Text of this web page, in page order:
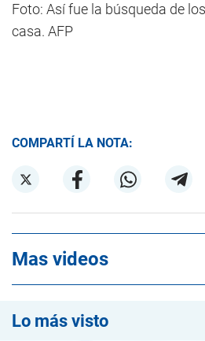
Foto: Así fue la búsqueda de
casa. AFP
COMPARTÍ LA NOTA:
Mas videos
Lo más visto